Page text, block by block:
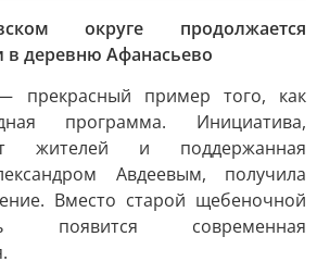
округе продолжается
в деревню Афанасьево
прекрасный пример того, как
программа. Инициатива,
жителей и поддержанная
Авдеевым, получила
Вместо старой щебеночной
появится современная